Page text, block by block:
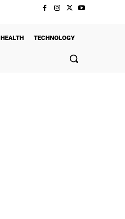
HEALTH TECHNOLOGY